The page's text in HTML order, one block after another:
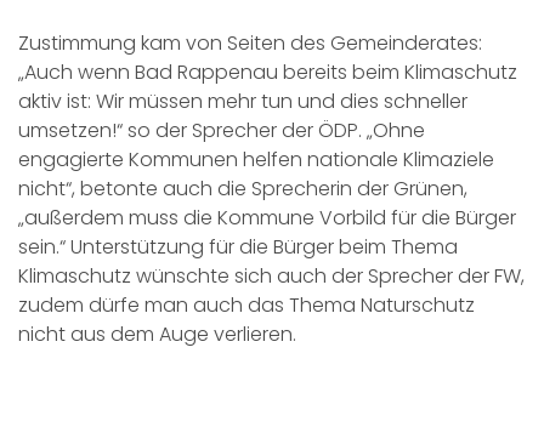
Zustimmung kam von Seiten des Gemeinderates:
„Auch wenn Bad Rappenau bereits beim Klimaschutz
aktiv ist: Wir müssen mehr tun und dies schneller
umsetzen!“ so der Sprecher der ÖDP. „Ohne
engagierte Kommunen helfen nationale Klimaziele
nicht“, betonte auch die Sprecherin der Grünen,
„außerdem muss die Kommune Vorbild für die Bürger
sein.“ Unterstützung für die Bürger beim Thema
Klimaschutz wünschte sich auch der Sprecher der FW,
zudem dürfe man auch das Thema Naturschutz
nicht aus dem Auge verlieren.